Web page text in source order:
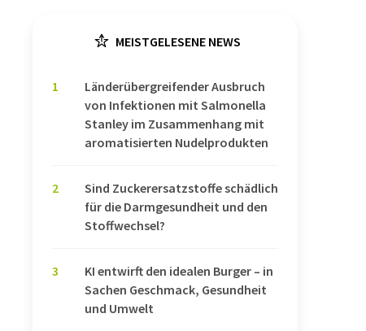
MEISTGELESENE NEWS
1
Länderübergreifender Ausbruch
von Infektionen mit Salmonella
Stanley im Zusammenhang mit
aromatisierten Nudelprodukten
2
Sind Zuckerersatzstoffe schädlich
für die Darmgesundheit und den
Stoffwechsel?
3
KI entwirft den idealen Burger – in
Sachen Geschmack, Gesundheit
und Umwelt